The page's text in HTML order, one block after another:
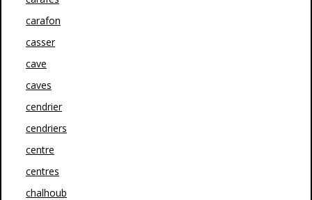
carafon
casser
cave
caves
cendrier
cendriers
centre
centres
chalhoub